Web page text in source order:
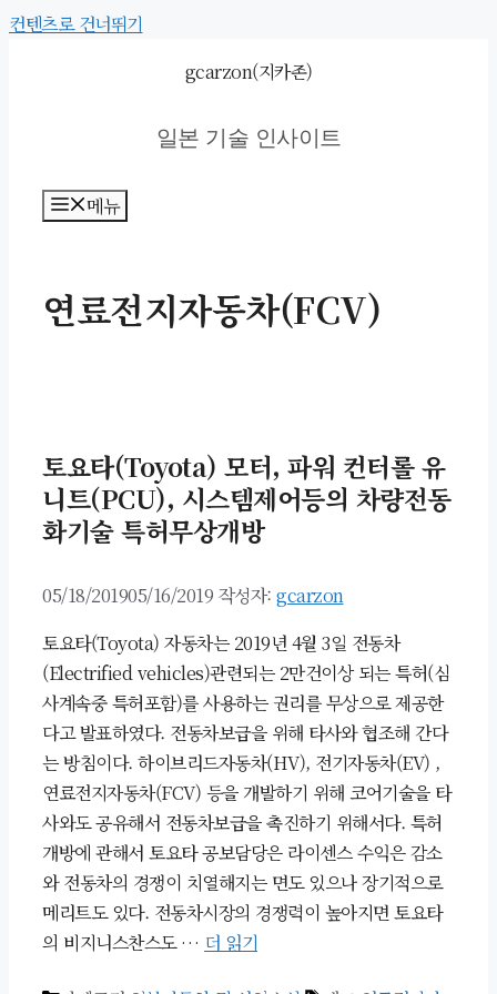
컨텐츠로 건너뛰기
gcarzon(지카존)
일본 기술 인사이트
메뉴
연료전지자동차(FCV)
토요타(Toyota) 모터, 파워 컨터롤 유
니트(PCU), 시스템제어등의 차량전동
화기술 특허무상개방
05/18/201905/16/2019 작성자: gcarzon
토요타(Toyota) 자동차는 2019년 4월 3일 전동차
(Electrified vehicles)관련되는 2만건이상 되는 특허(심
사계속중 특허포함)를 사용하는 권리를 무상으로 제공한
다고 발표하였다. 전동차보급을 위해 타사와 협조해 간다
는 방침이다. 하이브리드자동차(HV), 전기자동차(EV) ,
연료전지자동차(FCV) 등을 개발하기 위해 코어기술을 타
사와도 공유해서 전동차보급을 촉진하기 위해서다. 특허
개방에 관해서 토요타 공보담당은 라이센스 수익은 감소
와 전동차의 경쟁이 치열해지는 면도 있으나 장기적으로
메리트도 있다. 전동차시장의 경쟁력이 높아지면 토요타
의 비지니스찬스도 … 더 읽기